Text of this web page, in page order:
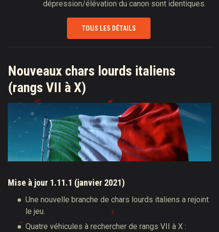
dépression/élévation du canon sont identiques.
TOUS LES DÉTAILS
Nouveaux chars lourds italiens
(rangs VII à X)
Mise à jour 1.11.1 (janvier 2021)
Une nouvelle branche de chars lourds italiens a rejoint
le jeu.
Quatre véhicules à rechercher de rangs VII à X :